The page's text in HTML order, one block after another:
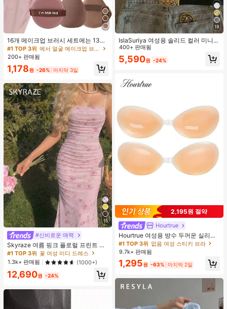
16개 메이크업 브러시 세트에는 13개
메이크업 브러시, 1개 눈물 모양 메이
크업 스펀지, 1개 둥근 쿠션 파우더 브
러시, 1개 삼각형 메이크업 스펀지가
포함되어 있습니다 - 클래식 세트. 부
드럽고 피부 친화적인 합성 모로 만들
어졌습니다. 여성과 소녀에게 완벽하
며, 가을과 겨울에 이상적입니다.
#1 TOP 3위
에서 얼굴 메이크업 브러시 세트
200+ 판매됨
1,178원 -26% 마지막 3일
15
#신비로운 매력
Skyraze 여름 핑크 플로럴 프린트 주
름 메쉬 캐미 롱 드레스, 여름 드레스,
봄 옷
#1 TOP 3위 꽃 여성 미디 드레스
1.3k+ 판매됨
(1000+)
12,690원 -24%
19
IslaSuriya 여성용 솔리드 컬러 미니멀
리스트 오프숄더 티셔츠, 캐주얼 일상
복
400+ 판매됨
5,590원 -24%
2,195원 절약
Hourtrue
Hourtrue 여성용 방수 두꺼운 실리콘
가슴 페탈, 작은 가슴 리프트업 & 푸시
인용, 웨딩 촬영 및 들러리용
#1 TOP 3위 없음 여성 스티키 브라
9.7k+ 판매됨
1,295원 -63% 마지막 2일